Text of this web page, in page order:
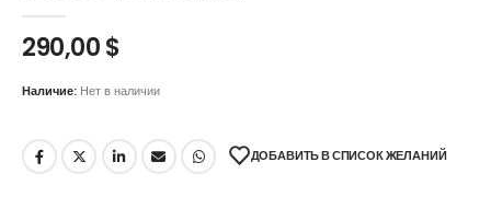
290,00$
Наличие: Нет в наличии
ДОБАВИТЬ В СПИСОК ЖЕЛАНИЙ